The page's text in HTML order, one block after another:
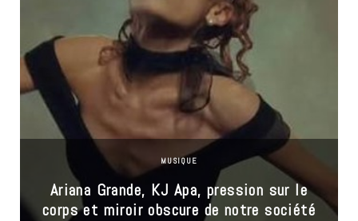
MUSIQUE
Ariana Grande, KJ Apa, pression sur le
corps et miroir obscure de notre société